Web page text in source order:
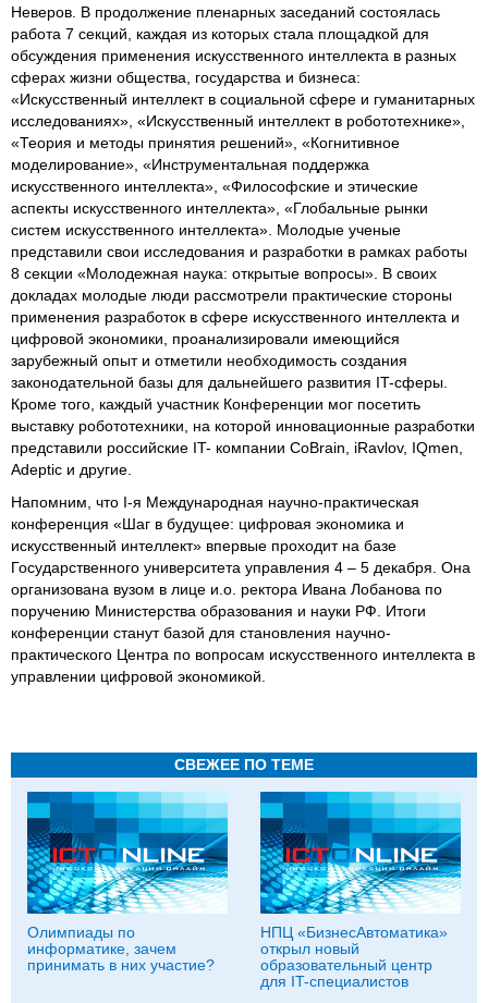
Неверов. В продолжение пленарных заседаний состоялась
работа 7 секций, каждая из которых стала площадкой для
обсуждения применения искусственного интеллекта в разных
сферах жизни общества, государства и бизнеса:
«Искусственный интеллект в социальной сфере и гуманитарных
исследованиях», «Искусственный интеллект в робототехнике»,
«Теория и методы принятия решений», «Когнитивное
моделирование», «Инструментальная поддержка
искусственного интеллекта», «Философские и этические
аспекты искусственного интеллекта», «Глобальные рынки
систем искусственного интеллекта». Молодые ученые
представили свои исследования и разработки в рамках работы
8 секции «Молодежная наука: открытые вопросы». В своих
докладах молодые люди рассмотрели практические стороны
применения разработок в сфере искусственного интеллекта и
цифровой экономики, проанализировали имеющийся
зарубежный опыт и отметили необходимость создания
законодательной базы для дальнейшего развития IT-сферы.
Кроме того, каждый участник Конференции мог посетить
выставку робототехники, на которой инновационные разработки
представили российские IT- компании CoBrain, iRavlov, IQmen,
Adeptic и другие.
Напомним, что I-я Международная научно-практическая
конференция «Шаг в будущее: цифровая экономика и
искусственный интеллект» впервые проходит на базе
Государственного университета управления 4 – 5 декабря. Она
организована вузом в лице и.о. ректора Ивана Лобанова по
поручению Министерства образования и науки РФ. Итоги
конференции станут базой для становления научно-
практического Центра по вопросам искусственного интеллекта в
управлении цифровой экономикой.
СВЕЖЕЕ ПО ТЕМЕ
Олимпиады по
информатике, зачем
принимать в них участие?
НПЦ «БизнесАвтоматика»
открыл новый
образовательный центр
для IT-специалистов